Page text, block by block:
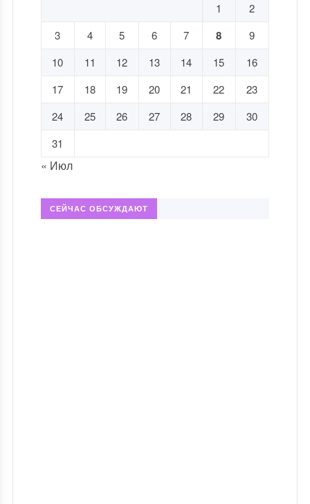
1
2
3
4 5 6 7 8
9
10
11 12 13 14 15
16
17
18 19 20 21 22
23
24
25 26 27 28 29
30
31
« Июл
СЕЙЧАС ОБСУЖДАЮТ